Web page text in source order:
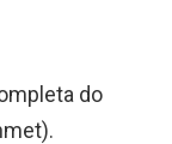
do